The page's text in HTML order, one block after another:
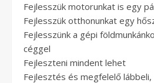
Fejlesszük motorunkat is egy
Fejlesszük otthonunkat egy
Fejlesszünk a gépi
céggel
Fejleszteni mindent lehet
Fejlesztés és megfelelő